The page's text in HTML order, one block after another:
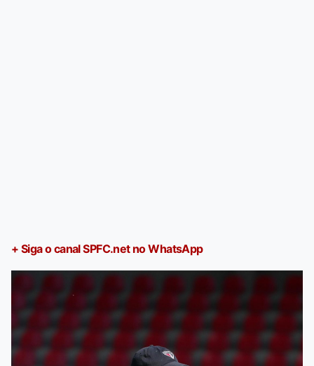
+ Siga o canal SPFC.net no WhatsApp